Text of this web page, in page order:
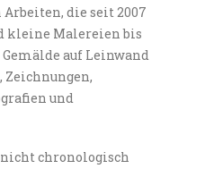
die seit 2007
kleine Malereien bis
auf Leinwand
Zeichnungen,
und
chronologisch